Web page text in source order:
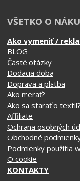
BLOG
Dodacia doba
Doprava a platba
Ako merať?
Ako sa starať o textil?
Affiliate
Ochrana osobných
Obchodné podmienky
Podmienky použitia
O cookie
KONTAKTY